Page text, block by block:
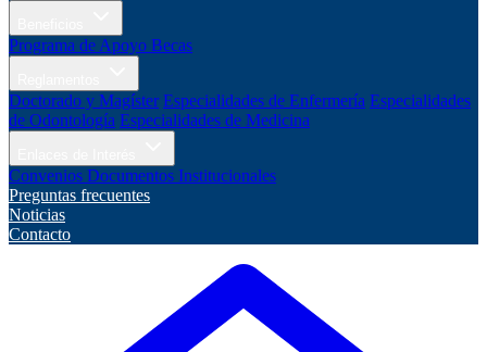
Programa de Apoyo Becas
Doctorado y Magíster Especialidades de Enfermería Especialidades
de Odontología Especialidades de Medicina
Convenios Documentos Institucionales
Preguntas frecuentes
Noticias
Contacto